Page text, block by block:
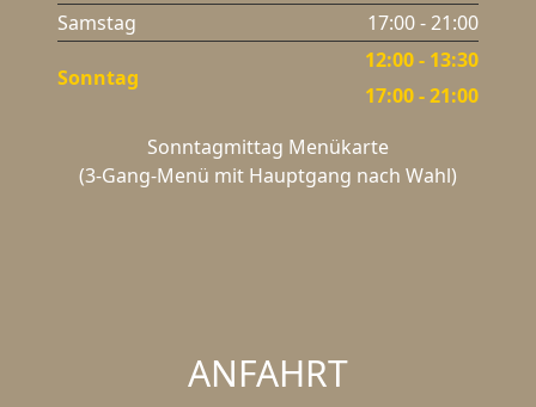
Samstag
17:00 - 21:00
Sonntag
12:00 - 13:30
17:00 - 21:00
Sonntagmittag Menükarte
(3-Gang-Menü mit Hauptgang nach Wahl)
ANFAHRT